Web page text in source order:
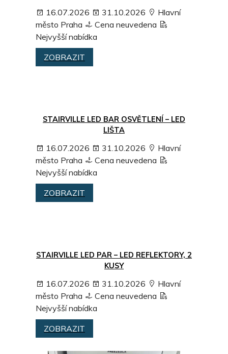
16.07.2026 31.10.2026
Hlavní
město Praha
Cena neuvedena
Nejvyšší nabídka
ZOBRAZIT
STAIRVILLE LED BAR OSVĚTLENÍ – LED
LIŠTA
16.07.2026 31.10.2026
Hlavní
město Praha
Cena neuvedena
Nejvyšší nabídka
ZOBRAZIT
STAIRVILLE LED PAR – LED REFLEKTORY, 2
KUSY
16.07.2026 31.10.2026
Hlavní
město Praha
Cena neuvedena
Nejvyšší nabídka
ZOBRAZIT